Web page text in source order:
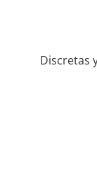
Discretas